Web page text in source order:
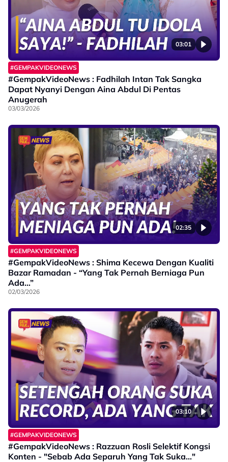
03:01
#GEMPAKVIDEONEWS
#GempakVideoNews : Fadhilah Intan Tak Sangka
Dapat Nyanyi Dengan Aina Abdul Di Pentas
Anugerah
03/03/2026
02:35
#GEMPAKVIDEONEWS
#GempakVideoNews : Shima Kecewa Dengan Kualiti
Bazar Ramadan - “Yang Tak Pernah Berniaga Pun
Ada…”
02/03/2026
03:10
#GEMPAKVIDEONEWS
#GempakVideoNews : Razzuan Rosli Selektif Kongsi
Konten - "Sebab Ada Separuh Yang Tak Suka..."